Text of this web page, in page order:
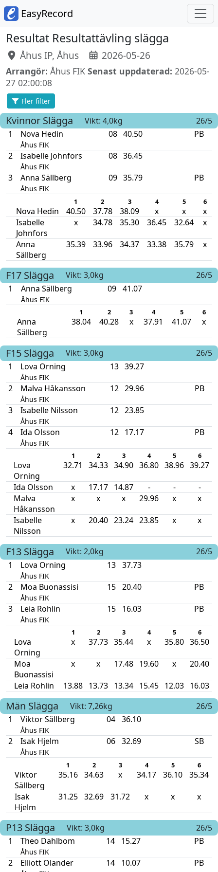
EasyRecord
Resultat Resultattävling slägga
Åhus IP, Åhus 2026-05-26
Arrangör: Åhus FIK Senast uppdaterad: 2026-05-
27 02:00:08
Fler filter
Kvinnor Slägga Vikt: 4,0kg
26/5
1
Nova Hedin
Åhus FIK
08 40.50 PB
2 Isabelle Johnfors
Åhus FIK
08 36.45
3 Anna Sällberg
Åhus FIK
09 35.79 PB
1 2 3 4 5 6
Nova Hedin 40.50 37.78 38.09 x x
x
Isabelle
Johnfors
x 34.78 35.30 36.45 32.64 x
Anna
Sällberg
35.39 33.96 34.37 33.38 35.79 x
F17 Slägga Vikt: 3,0kg
26/5
1
Anna Sällberg
Åhus FIK
09 41.07
1 2 3 4 5 6
Anna
Sällberg
38.04 40.28 x 37.91 41.07 x
F15 Slägga Vikt: 3,0kg
26/5
1
Lova Orning
Åhus FIK
13 39.27
2 Malva Håkansson
Åhus FIK
12 29.96 PB
3 Isabelle Nilsson
Åhus FIK
12 23.85
4 Ida Olsson
Åhus FIK
12 17.17 PB
1 2 3 4 5 6
Lova
Orning
32.71 34.33 34.90 36.80 38.96 39.27
Ida Olsson x 17.17 14.87 - -
-
Malva
Håkansson
x x x 29.96 x x
Isabelle
Nilsson
x 20.40 23.24 23.85 x x
F13 Slägga Vikt: 2,0kg
26/5
1
Lova Orning
Åhus FIK
13 37.73
2 Moa Buonassisi
Åhus FIK
15 20.40 PB
3 Leia Rohlin
Åhus FIK
15 16.03 PB
1 2 3 4 5 6
Lova
Orning
x 37.73 35.44 x 35.80 36.50
Moa
Buonassisi
x x 17.48 19.60 x 20.40
Leia Rohlin 13.88 13.73 13.34 15.45 12.03 16.03
Män Slägga Vikt: 7,26kg
26/5
1
Viktor Sällberg
Åhus FIK
04 36.10
2 Isak Hjelm
Åhus FIK
06 32.69 SB
1 2 3 4 5 6
Viktor
Sällberg
35.16 34.63 x 34.17 36.10 35.34
Isak
Hjelm
31.25 32.69 31.72 x x x
P13 Slägga Vikt: 3,0kg
26/5
1
Theo Dahlbom
Åhus FIK
14 15.27 PB
2 Elliott Olander 14 10.07 PB